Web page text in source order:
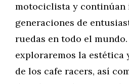
motociclista y continúan
generaciones de
ruedas en todo el
exploraremos la estética
de los cafe racers, así